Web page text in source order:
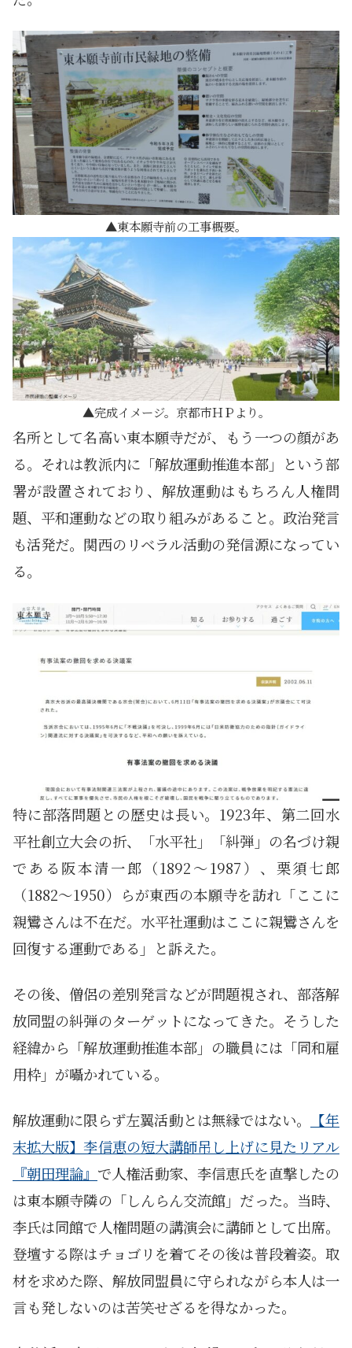
東本願寺前の工事概要。
完成イメージ。京都市ＨＰより。
名所として名高い東本願寺だが、もう一つの顔があ
る。それは教派内に「解放運動推進本部」という部
署が設置されており、解放運動はもちろん人権問
題、平和運動などの取り組みがあること。政治発言
も活発だ。関西のリベラル活動の発信源になってい
る。
特に部落問題との歴史は長い。1923年、第二回水
平社創立大会の折、「水平社」「糾弾」の名づけ親
である阪本清一郎（1892～1987）、栗須七郎
（1882～1950）らが東西の本願寺を訪れ「ここに
親鸞さんは不在だ。水平社運動はここに親鸞さんを
回復する運動である」と訴えた。
その後、僧侶の差別発言などが問題視され、部落解
放同盟の糾弾のターゲットになってきた。そうした
経緯から「解放運動推進本部」の職員には「同和雇
用枠」が囁かれている。
解放運動に限らず左翼活動とは無縁ではない。
【年
末拡大版】李信恵の短大講師吊し上げに見たリアル
『朝田理論』 で人権活動家、李信恵氏を直撃したの
は東本願寺隣の「しんらん交流館」だった。当時、
李氏は同館で人権問題の講演会に講師として出席。
登壇する際はチョゴリを着てその後は普段着姿。取
材を求めた際、解放同盟員に守られながら本人は一
言も発しないのは苦笑せざるを得なかった。